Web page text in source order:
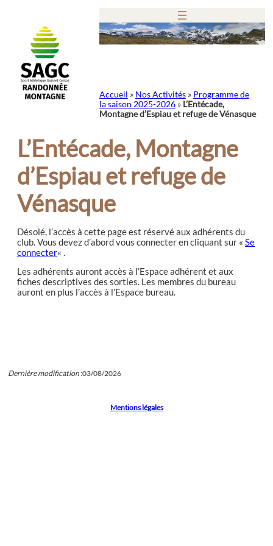
Accueil » Nos Activités» Programme de
la saison 2025-2026» L’Entécade,
Montagne d’Espiau et refuge de Vénasque
L’Entécade, Montagne
d’Espiau et refuge de
Vénasque
Désolé, l’accès à cette page est réservé aux adhérents du
club. Vous devez d’abord vous connecter en cliquant sur « Se
connecter« .
Les adhérents auront accès à l’Espace adhérent et aux
fiches descriptives des sorties. Les membres du bureau
auront en plus l’accès à l’Espace bureau.
Dernière modification:03/08/2026
Mentions légales